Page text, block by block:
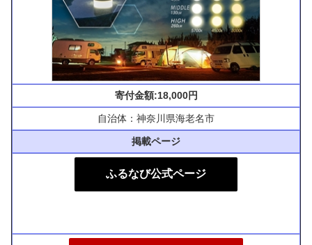
寄付金額:18,000円
自治体：神奈川県海老名市
掲載ページ
ふるなび公式ページ